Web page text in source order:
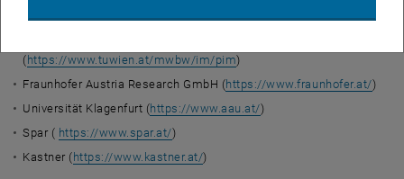
TU Wien, Forschungsbereich Produktions- und
(https://www.tuwien.at/mwbw/im/pim)
Fraunhofer Austria Research GmbH (https://www.fraunhofer.at/)
Universität Klagenfurt (https://www.aau.at/)
Spar ( https://www.spar.at/)
Kastner (https://www.kastner.at/)